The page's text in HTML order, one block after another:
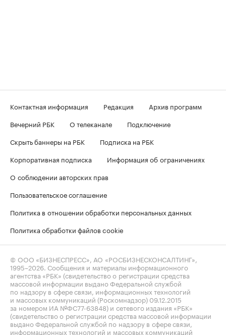
Контактная информация Редакция
Архив программ
Вечерний РБК
О телеканале
Подключение
Скрыть баннеры на РБК
Подписка на РБК
Корпоративная подписка
Информация об ограничениях
О соблюдении авторских прав
Пользовательское соглашение
Политика в отношении обработки персональных данных
Политика обработки файлов cookie
© ООО «БИЗНЕСПРЕСС», АО «РОСБИЗНЕСКОНСАЛТИНГ»,
1995–2026 . Сообщения и материалы информационного
агентства «РБК» (свидетельство о регистрации средства
массовой информации выдано Федеральной службой
по надзору в сфере связи, информационных технологий
и массовых коммуникаций (Роскомнадзор) 09.12.2015
за номером ИА №ФС77-63848) и сетевого издания «РБК»
(свидетельство о регистрации средства массовой информации
выдано Федеральной службой по надзору в сфере связи,
информационных технологий и массовых коммуникаций